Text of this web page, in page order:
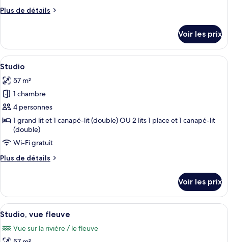
chambre :
chambre
Plus de détails
Plus
le
type
de
Appartement
Duplex,
chambre
Voir les prix
Afficher
toutes
les
photos
pour
ce
type
de
chambre :
Une chambre d’hôtel moderne
5
Studio
57 m²
1 chambre
4 personnes
1 grand lit et 1 canapé-lit (double) OU 2 lits 1 place et 1 canapé-lit
(double)
Wi-Fi gratuit
Plus de détails
Plus
le
type
de
Studio
Voir les prix
Afficher
toutes
les
Une chambre d’hôtel avec deux
7
Studio, vue fleuve
Vue sur la rivière / le fleuve